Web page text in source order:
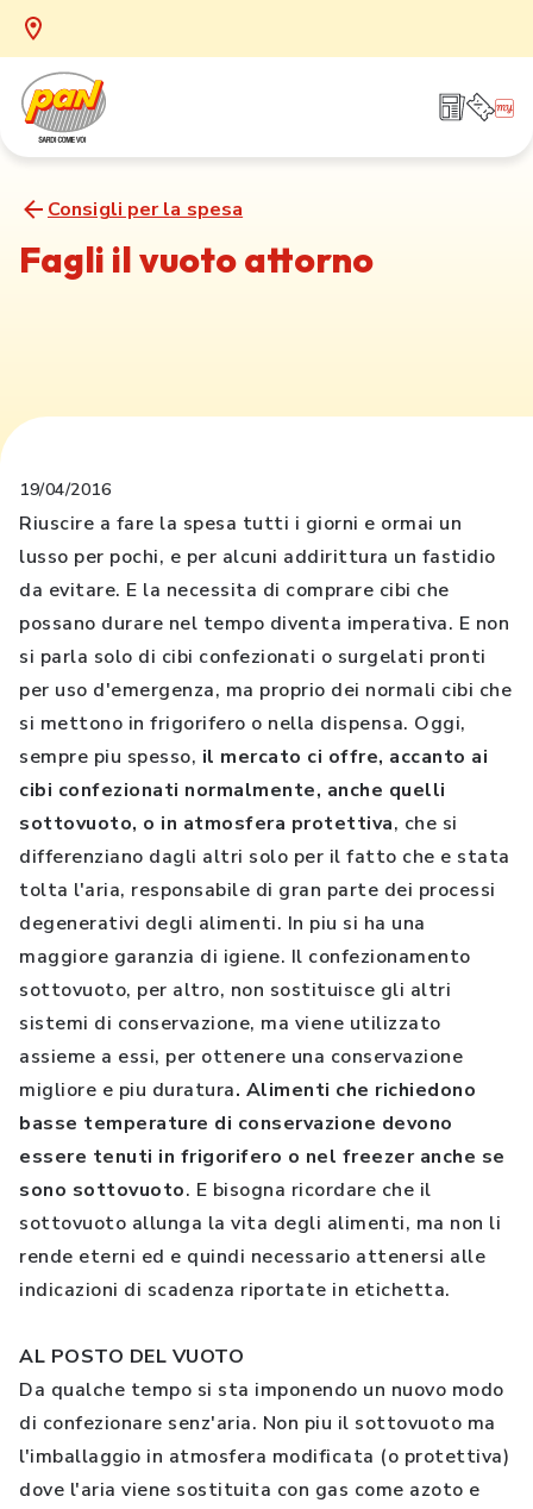
Consigli per la spesa
Fagli il vuoto attorno
19/04/2016
Riuscire a fare la spesa tutti i giorni e ormai un
lusso per pochi, e per alcuni addirittura un fastidio
da evitare. E la necessita di comprare cibi che
possano durare nel tempo diventa imperativa. E non
si parla solo di cibi confezionati o surgelati pronti
per uso d'emergenza, ma proprio dei normali cibi che
si mettono in frigorifero o nella dispensa. Oggi,
sempre piu spesso, il mercato ci offre, accanto ai
cibi confezionati normalmente, anche quelli
sottovuoto, o in atmosfera protettiva, che si
differenziano dagli altri solo per il fatto che e stata
tolta l'aria, responsabile di gran parte dei processi
degenerativi degli alimenti. In piu si ha una
maggiore garanzia di igiene. Il confezionamento
sottovuoto, per altro, non sostituisce gli altri
sistemi di conservazione, ma viene utilizzato
assieme a essi, per ottenere una conservazione
migliore e piu duratura. Alimenti che richiedono
basse temperature di conservazione devono
essere tenuti in frigorifero o nel freezer anche se
sono sottovuoto. E bisogna ricordare che il
sottovuoto allunga la vita degli alimenti, ma non li
rende eterni ed e quindi necessario attenersi alle
indicazioni di scadenza riportate in etichetta.
AL POSTO DEL VUOTO
Da qualche tempo si sta imponendo un nuovo modo
di confezionare senz'aria. Non piu il sottovuoto ma
l'imballaggio in atmosfera modificata (o protettiva)
dove l'aria viene sostituita con gas come azoto e